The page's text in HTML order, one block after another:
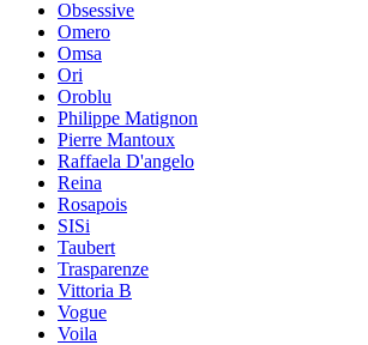
Obsessive
Omero
Omsa
Ori
Oroblu
Philippe Matignon
Pierre Mantoux
Raffaela D'angelo
Reina
Rosapois
SISi
Taubert
Trasparenze
Vittoria B
Vogue
Voila